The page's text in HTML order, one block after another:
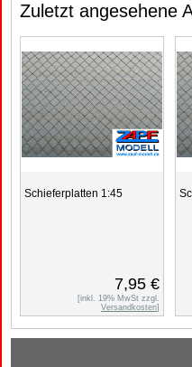
Zuletzt angesehene
Schieferplatten 1:45
7,95 €
[inkl. 19% MwSt zzgl.
Versandkosten]